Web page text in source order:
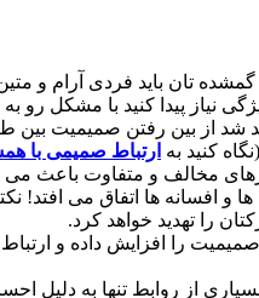
تان باید فردی آرام و متین
پیدا کنید با مشکل رو به
شد از بین رفتن صمیمیت
کنید به ارتباط صمیمی با
مخالف و متفاوت باعث می
ها اتفاق می افتد!
را تهدید خواهد کرد.
را افزایش داده و
از روابط تنها به دلیل